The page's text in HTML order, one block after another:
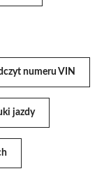
numeru VIN
jazdy